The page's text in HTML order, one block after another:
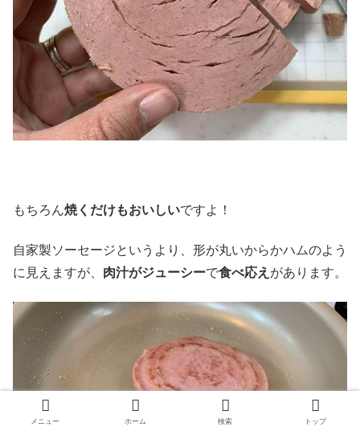
もちろん焼くだけもおいしいですよ！
自家製ソーセージというより、形が丸いからかハムのよう
に見えますが、 肉汁がジューシーで食べ応え があります。
メニュー ホーム 検索 トップ